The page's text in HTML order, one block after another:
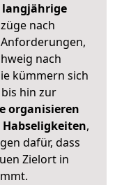
langjährige
nach
nach
kümmern sich
hin zur
organisieren
,
dafür, dass
Zielort in